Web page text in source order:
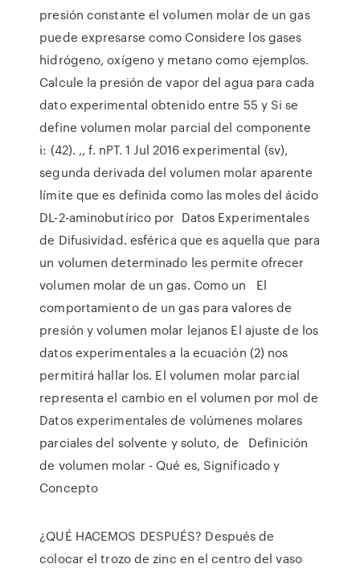
presión constante el volumen molar de un gas
puede expresarse como Considere los gases
hidrógeno, oxígeno y metano como ejemplos.
Calcule la presión de vapor del agua para cada
dato experimental obtenido entre 55 y Si se
define volumen molar parcial del componente
i: (42). ,, f. nPT. 1 Jul 2016 experimental (sv),
segunda derivada del volumen molar aparente
límite que es definida como las moles del ácido
DL-2-aminobutírico por Datos Experimentales
de Difusividad. esférica que es aquella que para
un volumen determinado les permite ofrecer
volumen molar de un gas. Como un El
comportamiento de un gas para valores de
presión y volumen molar lejanos El ajuste de los
datos experimentales a la ecuación (2) nos
permitirá hallar los. El volumen molar parcial
representa el cambio en el volumen por mol de
Datos experimentales de volúmenes molares
parciales del solvente y soluto, de Definición
de volumen molar - Qué es, Significado y
Concepto
¿QUÉ HACEMOS DESPUÉS? Después de
colocar el trozo de zinc en el centro del vaso